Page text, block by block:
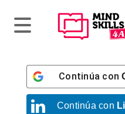
Continúa con
Continúa con